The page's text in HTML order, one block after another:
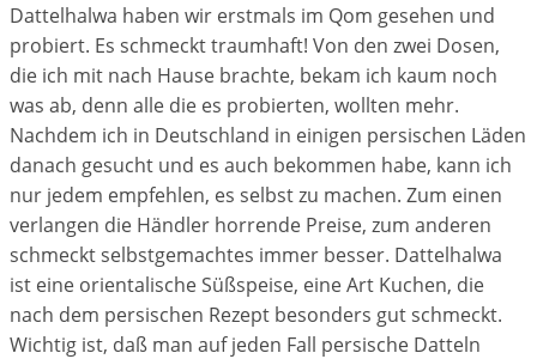
Dattelhalwa haben wir erstmals im Qom gesehen und
probiert. Es schmeckt traumhaft! Von den zwei Dosen,
die ich mit nach Hause brachte, bekam ich kaum noch
was ab, denn alle die es probierten, wollten mehr.
Nachdem ich in Deutschland in einigen persischen Läden
danach gesucht und es auch bekommen habe, kann ich
nur jedem empfehlen, es selbst zu machen. Zum einen
verlangen die Händler horrende Preise, zum anderen
schmeckt selbstgemachtes immer besser. Dattelhalwa
ist eine orientalische Süßspeise, eine Art Kuchen, die
nach dem persischen Rezept besonders gut schmeckt.
Wichtig ist, daß man auf jeden Fall persische Datteln